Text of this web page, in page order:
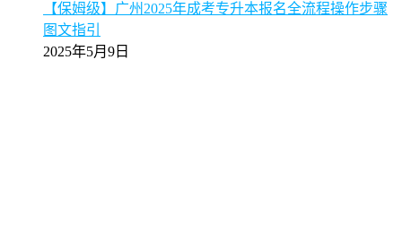
【保姆级】广州2025年成考专升本报名全流程操作步骤
图文指引
2025年5月9日